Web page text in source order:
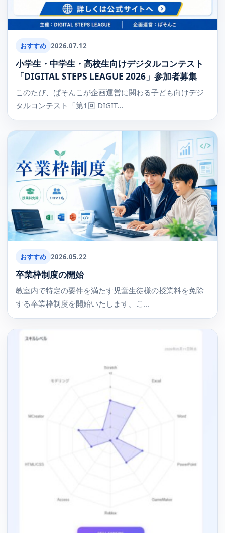
おすすめ 2026.07.12
小学生・中学生・高校生向けデジタルコンテスト
「DIGITAL STEPS LEAGUE 2026」参加者募集
このたび、ぱそんこが企画運営に関わる子ども向けデジ
タルコンテスト「第1回 DIGIT...
おすすめ 2026.05.22
卒業枠制度の開始
教室内で特定の要件を満たす児童生徒様の授業料を免除
する卒業枠制度を開始いたします。こ...